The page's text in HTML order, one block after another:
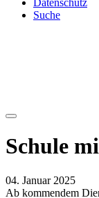
Datenschutz
Suche
Schule
04. Januar 2025
Ab kommendem